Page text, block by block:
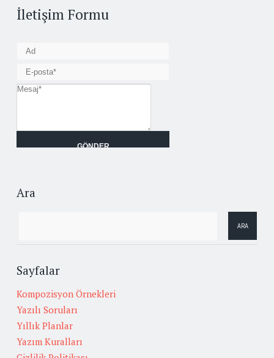
İletişim Formu
Ara
Sayfalar
Kompozisyon Örnekleri
Yazılı Soruları
Yıllık Planlar
Yazım Kuralları